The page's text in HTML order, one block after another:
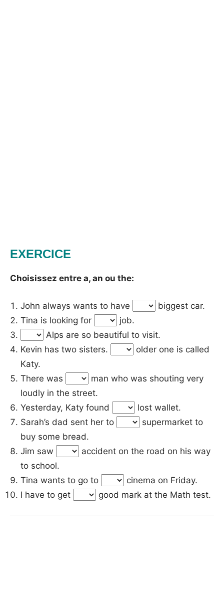
EXERCICE
Choisissez entre a, an ou the:
John always wants to have
biggest car.
Tina is looking for
job.
Alps are so beautiful to visit.
Kevin has two sisters.
older one is called
Katy.
There was
man who was shouting very
loudly in the street.
Yesterday, Katy found
lost wallet.
Sarah’s dad sent her to
supermarket to
buy some bread.
Jim saw
accident on the road on his way
to school.
Tina wants to go to
cinema on Friday.
I have to get
good mark at the Math test.